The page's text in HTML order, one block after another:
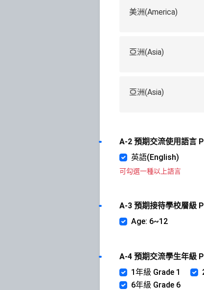
美洲(America)
亞洲(Asia)
亞洲(Asia)
A-2 預期交流使用語言
英語(English)
可勾選一種以上語言
A-3 預期接待學校層級
Age: 6~12
A-4 預期交流學生年級
1年級 Grade 1
6年級 Grade 6